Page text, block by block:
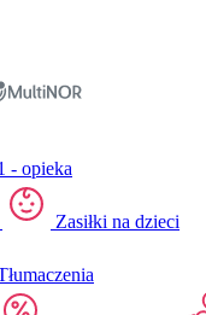
- opieka
Zasiłki na dzieci